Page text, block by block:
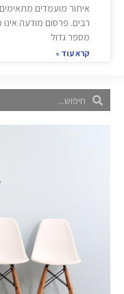
איתור מועמדים
רבים. פרסום מודעה
מספר גדול
קרא עוד »